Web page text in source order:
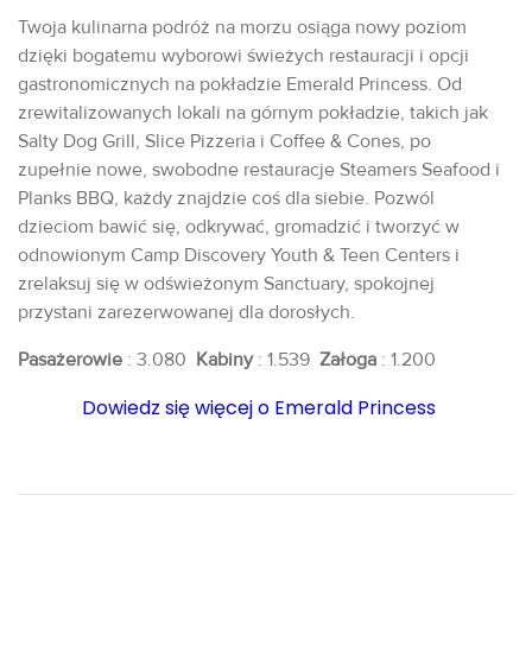
Twoja kulinarna podróż na morzu osiąga nowy poziom
dzięki bogatemu wyborowi świeżych restauracji i opcji
gastronomicznych na pokładzie Emerald Princess. Od
zrewitalizowanych lokali na górnym pokładzie, takich jak
Salty Dog Grill, Slice Pizzeria i Coffee & Cones, po
zupełnie nowe, swobodne restauracje Steamers Seafood i
Planks BBQ, każdy znajdzie coś dla siebie. Pozwól
dzieciom bawić się, odkrywać, gromadzić i tworzyć w
odnowionym Camp Discovery Youth & Teen Centers i
zrelaksuj się w odświeżonym Sanctuary, spokojnej
przystani zarezerwowanej dla dorosłych.
Pasażerowie : 3.080 Kabiny: 1.539 Załoga : 1.200
Dowiedz się więcej o Emerald Princess